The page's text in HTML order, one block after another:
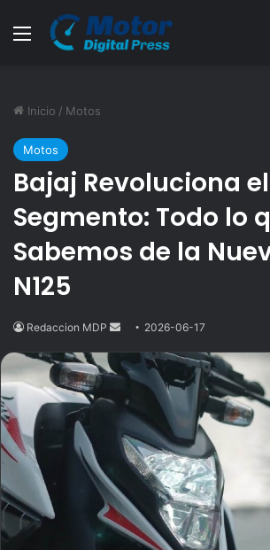
Menú
Inicio / Motos
Motos
Bajaj Revoluciona el
Segmento: Todo lo
Sabemos de la
N125
Redaccion MDP
Send
email
2026-06-17